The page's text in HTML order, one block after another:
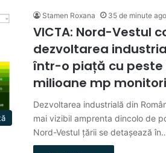
Stamen Roxana 35 de minute ago
VICTA: Nord-Vestul
dezvoltarea
într-o piață cu peste
milioane mp
Dezvoltarea industrială din
mai vizibil amprenta dincolo de
Nord-Vestul țării se detașează